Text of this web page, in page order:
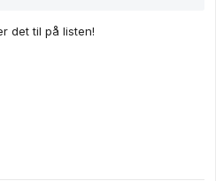
det til på listen!